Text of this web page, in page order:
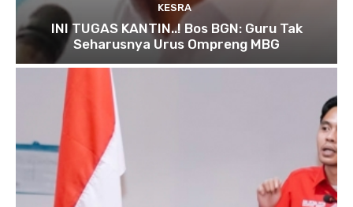
KESRA
INI TUGAS KANTIN..! Bos BGN: Guru Tak
Seharusnya Urus Ompreng MBG